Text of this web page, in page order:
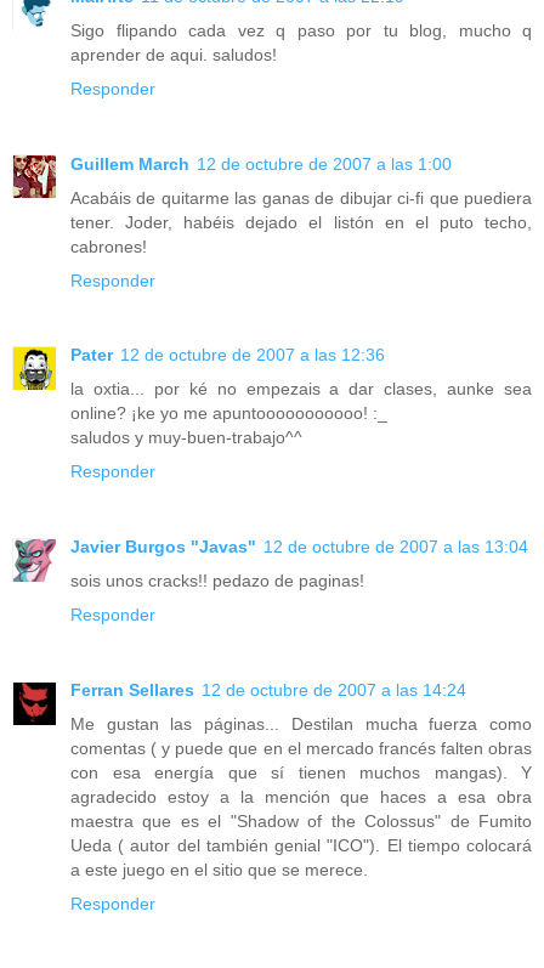
Sigo flipando cada vez q paso por tu blog, mucho q
aprender de aqui. saludos!
Responder
Guillem March 12 de octubre de 2007 a las 1:00
Acabáis de quitarme las ganas de dibujar ci-fi que puediera
tener. Joder, habéis dejado el listón en el puto techo,
cabrones!
Responder
Pater 12 de octubre de 2007 a las 12:36
la oxtia... por ké no empezais a dar clases, aunke sea
online? ¡ke yo me apuntooooooooooo! :_
saludos y muy-buen-trabajo^^
Responder
Javier Burgos "Javas" 12 de octubre de 2007 a las 13:04
sois unos cracks!! pedazo de paginas!
Responder
Ferran Sellares 12 de octubre de 2007 a las 14:24
Me gustan las páginas... Destilan mucha fuerza como
comentas ( y puede que en el mercado francés falten obras
con esa energía que sí tienen muchos mangas). Y
agradecido estoy a la mención que haces a esa obra
maestra que es el "Shadow of the Colossus" de Fumito
Ueda ( autor del también genial "ICO"). El tiempo colocará
a este juego en el sitio que se merece.
Responder